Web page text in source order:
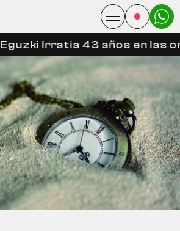
Eguzki Irratia 43 años en las